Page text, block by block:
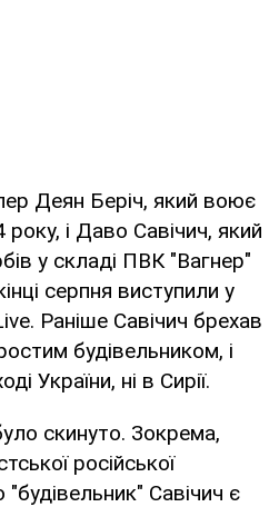
Деян Беріч, який воює
і Даво Савічич, який
у складі ПВК "Вагнер"
серпня виступили у
Раніше Савічич брехав
будівельником, і
України, ні в Сирії.
скинуто. Зокрема,
російської
Савічич є